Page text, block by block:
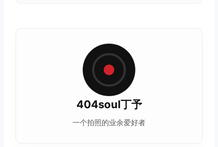
404soul丁予
一个拍照的业余爱好者